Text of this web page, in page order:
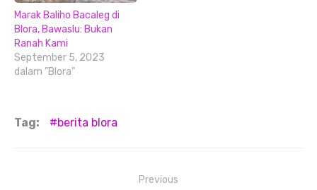
Marak Baliho Bacaleg di
Blora, Bawaslu: Bukan
Ranah Kami
September 5, 2023
dalam "Blora"
Tag: berita blora
Previous